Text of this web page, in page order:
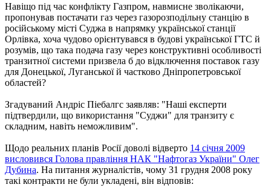
Навіщо під час конфлікту Газпром, навмисне зволікаючи,
пропонував постачати газ через газорозподільну станцію в
російському місті Суджа в напрямку української станції
Орлівка, хоча чудово орієнтувався в будові української ГТС й
розумів, що така подача газу через конструктивні особливості
транзитної системи призвела б до відключення поставок газу
для Донецької, Луганської й частково Дніпропетровської
областей?
Згадуваний Андріс Піебалгс заявляв: "Наші експерти
підтвердили, що використання "Суджи" для транзиту є
складним, навіть неможливим".
Щодо реальних планів Росії доволі відверто 14 січня 2009
висловився Голова правління НАК "Нафтогаз України" Олег
Дубина. На питання журналістів, чому 31 грудня 2008 року
такі контракти не були укладені, він відповів: